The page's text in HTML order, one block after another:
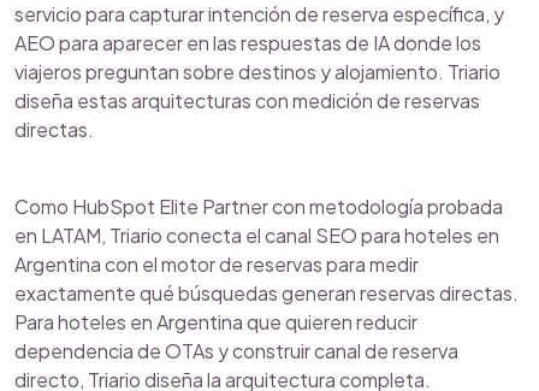
servicio para capturar intención de reserva específica, y
AEO para aparecer en las respuestas de IA donde los
viajeros preguntan sobre destinos y alojamiento. Triario
diseña estas arquitecturas con medición de reservas
directas.
Como HubSpot Elite Partner con metodología probada
en LATAM, Triario conecta el canal SEO para hoteles en
Argentina con el motor de reservas para medir
exactamente qué búsquedas generan reservas directas.
Para hoteles en Argentina que quieren reducir
dependencia de OTAs y construir canal de reserva
directo, Triario diseña la arquitectura completa.